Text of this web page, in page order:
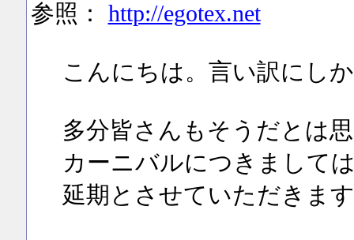
参照： http://egotex.net
こんにちは。言い訳にし
多分皆さんもそうだとは
カーニバルにつきまして
延期とさせていただきま